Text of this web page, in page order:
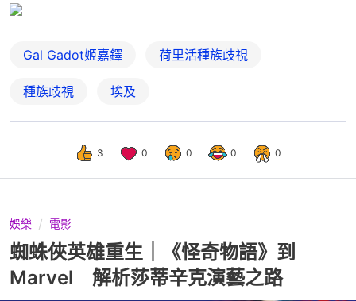
Gal Gadot姬嘉鐸 荷里活種族歧視
種族歧視 埃及
3 0 0 0 0
娛樂 電影
蜘蛛俠英雄重生｜《怪奇物語》到
Marvel 解析莎蒂辛克演藝之路